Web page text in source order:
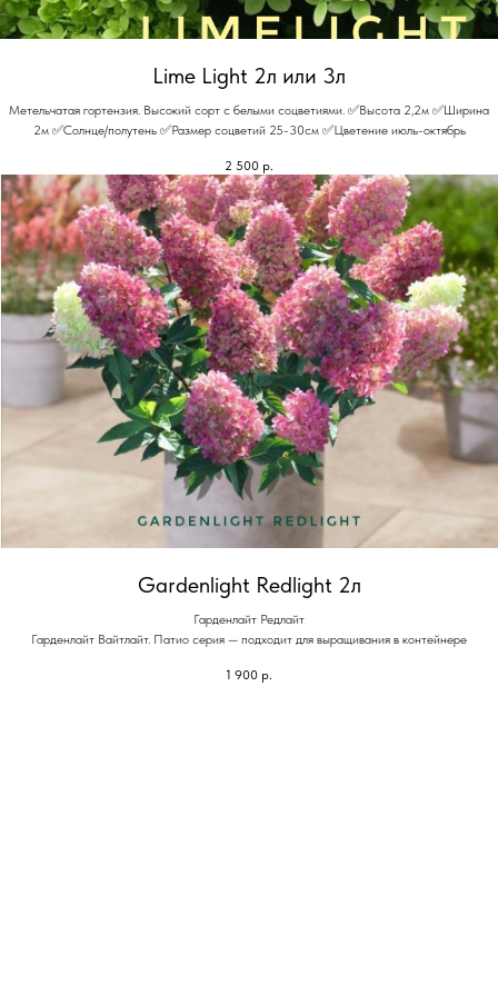
Lime Light 2л или 3л
Метельчатая гортензия. Высокий сорт с белыми соцветиями. ✅Высота 2,2м ✅Ширина
2м ✅Солнце/полутень ✅Размер соцветий 25-30см ✅Цветение июль-октябрь
2 500 р.
Gardenlight Redlight 2л
Гарденлайт Редлайт
Гарденлайт Вайтлайт. Патио серия — подходит для выращивания в контейнере
1 900 р.